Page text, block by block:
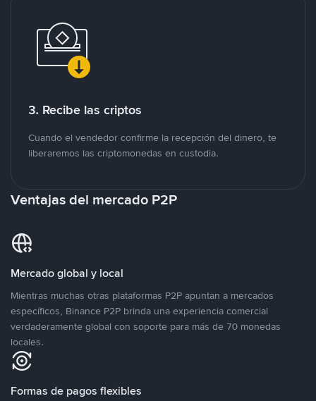
3. Recibe las criptos
Cuando el vendedor confirme la recepción del dinero, te
liberaremos las criptomonedas en custodia.
Ventajas del mercado P2P
Mercado global y local
Mientras muchas otras plataformas P2P apuntan a mercados
específicos, Binance P2P brinda una experiencia comercial
verdaderamente global con soporte para más de 70 monedas
locales.
Formas de pagos flexibles